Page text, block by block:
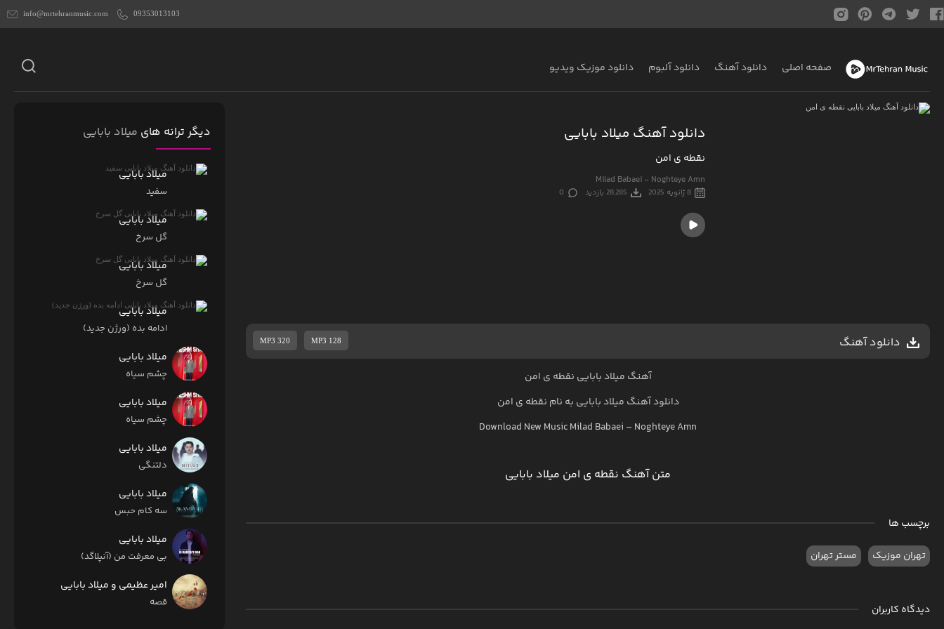
info@mrtehranmusic.com 09353013103
صفحه اصلی دانلود آهنگ دانلود آلبوم دانلود موزیک ویدیو
دانلود آهنگ میلاد بابایی
نقطه ی امن
Milad Babaei - Noghteye Amn
8 ژانویه 2025 28,285 بازدید 0
دانلود آهنگ MP3 320 MP3 128
آهنگ میلاد بابایی نقطه ی امن
دانلود آهنگ میلاد بابایی به نام نقطه ی امن
Download New MusicMilad Babaei – Noghteye Amn
متن آهنگ نقطه ی امن میلاد بابایی
برچسب ها
تهران موزیک مستر تهران
دیدگاه کاربران
دیگر ترانه های میلاد بابایی
میلاد بابایی
سفید
میلاد بابایی
گل سرخ
میلاد بابایی
گل سرخ
میلاد بابایی
ادامه بده (ورژن جدید)
میلاد بابایی
چشم سیاه
میلاد بابایی
چشم سیاه
میلاد بابایی
دلتنگی
میلاد بابایی
سه کام حبس
میلاد بابایی
بی معرفت من (آنپلاگد)
امیر عظیمی و میلاد بابایی
قصه